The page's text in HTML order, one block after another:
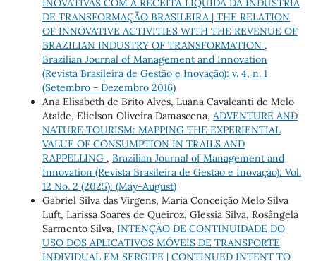
INOVATIVAS COM A RECEITA LÍQUIDA DA INDÚSTRIA
DE TRANSFORMAÇÃO BRASILEIRA | THE RELATION
OF INNOVATIVE ACTIVITIES WITH THE REVENUE OF
BRAZILIAN INDUSTRY OF TRANSFORMATION ,
Brazilian Journal of Management and Innovation
(Revista Brasileira de Gestão e Inovação): v. 4, n. 1
(Setembro - Dezembro 2016)
Ana Elisabeth de Brito Alves, Luana Cavalcanti de Melo
Ataíde, Elielson Oliveira Damascena, ADVENTURE AND
NATURE TOURISM: MAPPING THE EXPERIENTIAL
VALUE OF CONSUMPTION IN TRAILS AND
RAPPELLING , Brazilian Journal of Management and
Innovation (Revista Brasileira de Gestão e Inovação): Vol.
12 No. 2 (2025): (May-August)
Gabriel Silva das Virgens, Maria Conceição Melo Silva
Luft, Larissa Soares de Queiroz, Glessia Silva, Rosângela
Sarmento Silva, INTENÇÃO DE CONTINUIDADE DO
USO DOS APLICATIVOS MÓVEIS DE TRANSPORTE
INDIVIDUAL EM SERGIPE | CONTINUED INTENT TO